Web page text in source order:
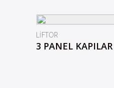
LİFTOR
3 PANEL KAPILAR